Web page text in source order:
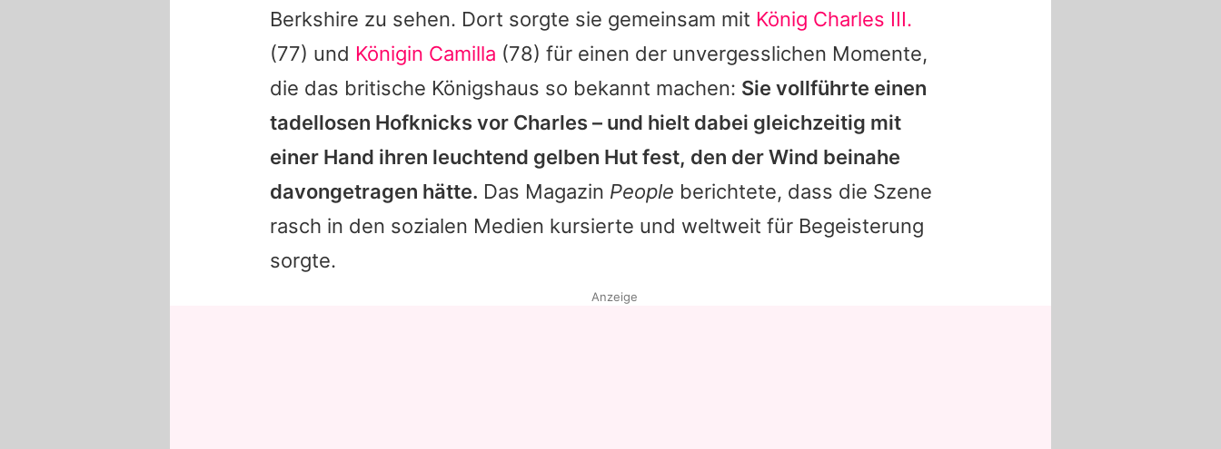
Team
Redaktionelle Richtlinien
Impressum
Datenschutzerklärung
Nutzungsbedingungen
Utiq verwalten
Berkshire zu sehen. Dort sorgte sie gemeinsam mit König Charles III.
(77) und Königin Camilla (78) für einen der unvergesslichen Momente,
die das britische Königshaus so bekannt machen: Sie vollführte einen
tadellosen Hofknicks vor Charles– und hielt dabei gleichzeitig mit
einer Hand ihren leuchtend gelben Hut fest, den der Wind beinahe
davongetragen hätte. Das Magazin People berichtete, dass die Szene
rasch in den sozialen Medien kursierte und weltweit für Begeisterung
sorgte.
Anzeige